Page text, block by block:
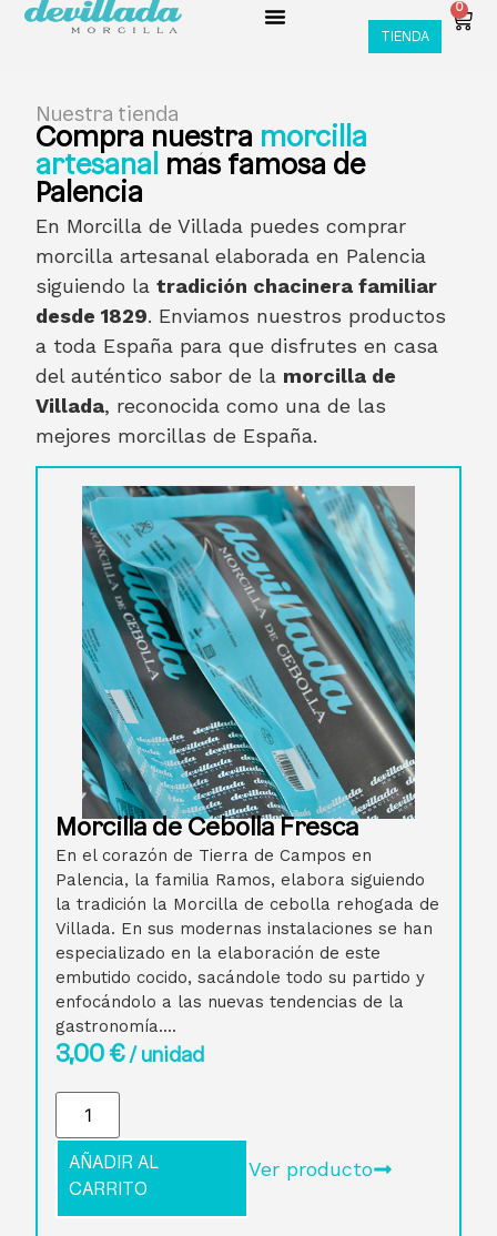
TIENDA
0
Nuestra tienda
Compra nuestra morcilla
artesanal más famosa de
Palencia
En Morcilla de Villada puedes comprar
morcilla artesanal elaborada en Palencia
siguiendo la tradición chacinera familiar
desde 1829. Enviamos nuestros productos
a toda España para que disfrutes en casa
del auténtico sabor de la morcilla de
Villada, reconocida como una de las
mejores morcillas de España.
Morcilla de Cebolla Fresca
En el corazón de Tierra de Campos en
Palencia, la familia Ramos, elabora siguiendo
la tradición la Morcilla de cebolla rehogada de
Villada. En sus modernas instalaciones se han
especializado en la elaboración de este
embutido cocido, sacándole todo su partido y
enfocándolo a las nuevas tendencias de la
gastronomía....
3,00€/ unidad
AÑADIR AL
CARRITO
Ver producto